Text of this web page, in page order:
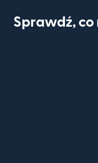
Sprawdź,